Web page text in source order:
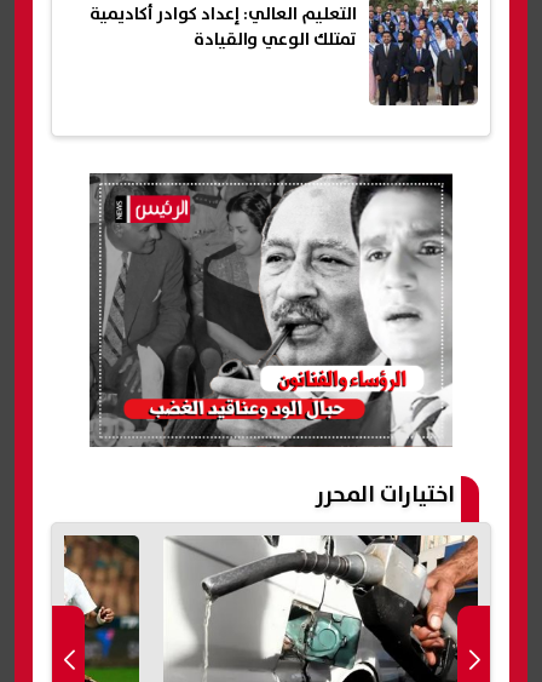
التعليم العالي: إعداد كوادر أكاديمية
تمتلك الوعي والقيادة
اختيارات المحرر